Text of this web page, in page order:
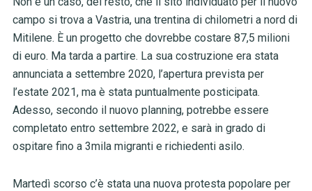
campo si trova a Vastria, una trentina di chilometri a nord di
Mitilene. È un progetto che dovrebbe costare 87,5 milioni
di euro. Ma tarda a partire. La sua costruzione era stata
annunciata a settembre 2020, l’apertura prevista per
l’estate 2021, ma è stata puntualmente posticipata.
Adesso, secondo il nuovo planning, potrebbe essere
completato entro settembre 2022, e sarà in grado di
ospitare fino a 3mila migranti e richiedenti asilo.
Martedì scorso c’è stata una nuova protesta popolare per